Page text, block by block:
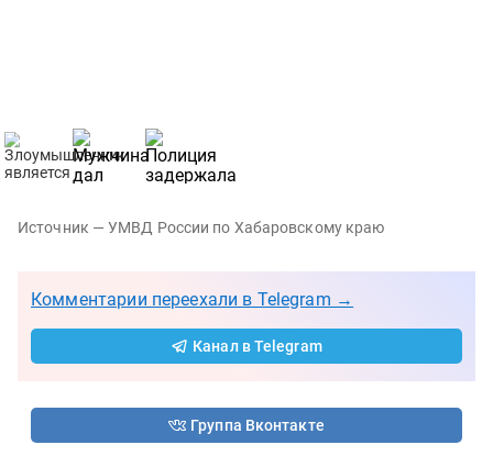
Источник — УМВД России по Хабаровскому краю
Комментарии переехали в Telegram →
Канал в Telegram
Группа Вконтакте